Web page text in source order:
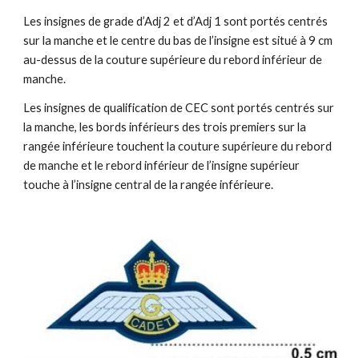
Les insignes de grade d’Adj 2 et d’Adj 1 sont portés centrés
sur la manche et le centre du bas de l’insigne est situé à 9 cm
au-dessus de la couture supérieure du rebord inférieur de
manche.
Les insignes de qualification de CEC sont portés centrés sur
la manche, les bords inférieurs des trois premiers sur la
rangée inférieure touchent la couture supérieure du rebord
de manche et le rebord inférieur de l’insigne supérieur
touche à l’insigne central de la rangée inférieure.